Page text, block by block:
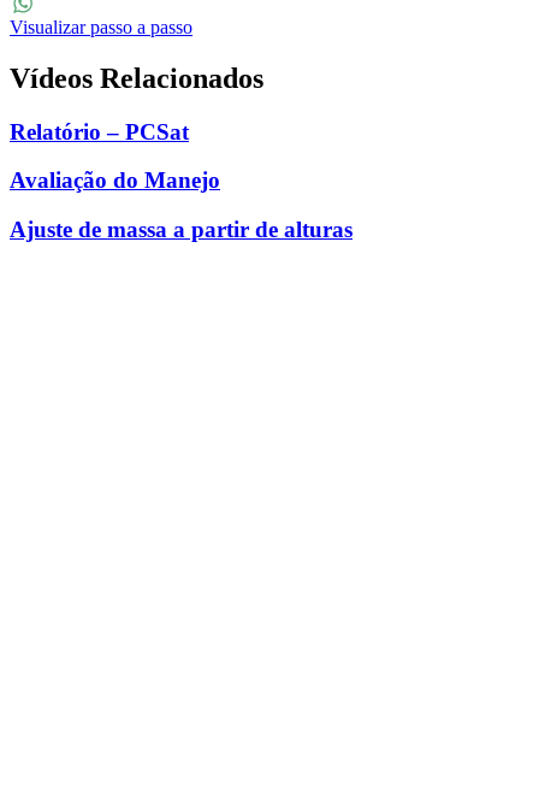
WhatsApp
Visualizar passo a passo
Vídeos Relacionados
Relatório – PCSat
Avaliação do Manejo
Ajuste de massa a partir de alturas